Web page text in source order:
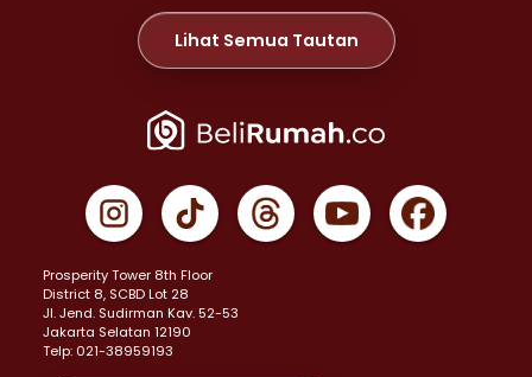
Properti Dijual di Meruya >
Properti Dijual di Jelambar >
Properti Dijual di Jakarta Pusat >
Properti Dijual di Gambir >
Properti Dijual di Johar Baru >
Properti Dijual di Menteng >
Properti Dijual di Senen >
Properti Dijual di Tanah Abang >
Properti Dijual di Cikini >
Lihat Semua Tautan
Prosperity Tower 8th Floor
District 8, SCBD Lot 28
JI. Jend. Sudirman Kav. 52-53
Jakarta Selatan 12190
Telp: 021-38959193